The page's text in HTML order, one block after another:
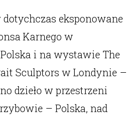
dotychczas eksponowane
Karnego w
i na wystawie The
Sculptors w Londynie –
dzieło w przestrzeni
– Polska, nad